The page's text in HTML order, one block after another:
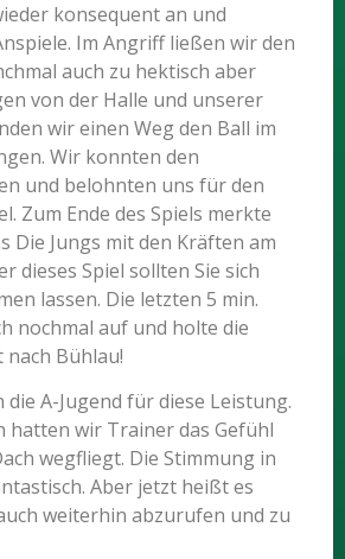
konsequent an und
Im Angriff ließen wir den
auch zu hektisch aber
von der Halle und unserer
wir einen Weg den Ball im
Wir konnten den
und belohnten uns für den
Zum Ende des Spiels merkte
Die Jungs mit den Kräften am
dieses Spiel sollten Sie sich
lassen. Die letzten 5 min.
nochmal auf und holte die
Bühlau!
die A-Jugend für diese Leistung.
hatten wir Trainer das Gefühl
wegfliegt. Die Stimmung in
Aber jetzt heißt es
weiterhin abzurufen und zu